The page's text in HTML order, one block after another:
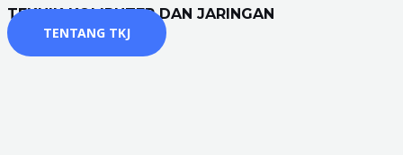
TEKNIK KOMPUTER DAN JARINGAN
TENTANG TKJ